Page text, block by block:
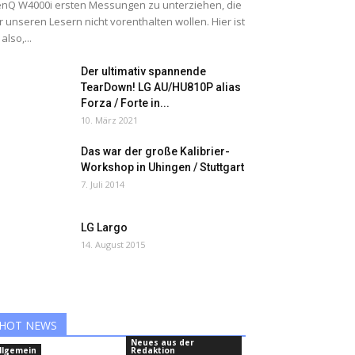
W4000i ersten Messungen zu unterziehen, die
unseren Lesern nicht vorenthalten wollen. Hier ist
Der ultimativ spannende
TearDown! LG AU/HU810P alias
Forza / Forte in...
10. März 2021
Das war der große Kalibrier-
Workshop in Uhingen / Stuttgart
7. Juli 2014
LG Largo
14. August 2015
HOT NEWS
Neues aus der
Redaktion